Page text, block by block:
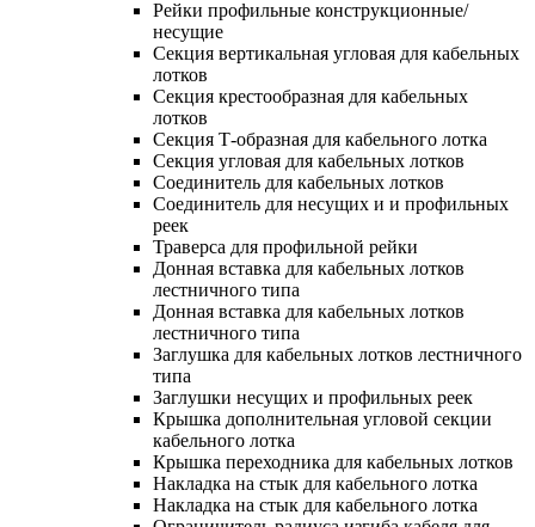
Рейки профильные конструкционные/
несущие
Секция вертикальная угловая для кабельных
лотков
Секция крестообразная для кабельных
лотков
Секция Т-образная для кабельного лотка
Секция угловая для кабельных лотков
Соединитель для кабельных лотков
Соединитель для несущих и и профильных
реек
Траверса для профильной рейки
Донная вставка для кабельных лотков
лестничного типа
Донная вставка для кабельных лотков
лестничного типа
Заглушка для кабельных лотков лестничного
типа
Заглушки несущих и профильных реек
Крышка дополнительная угловой секции
кабельного лотка
Крышка переходника для кабельных лотков
Накладка на стык для кабельного лотка
Накладка на стык для кабельного лотка